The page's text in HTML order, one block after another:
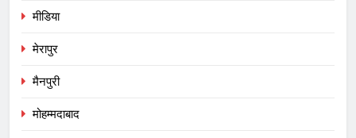
मीडिया
मेरापुर
मैनपुरी
मोहम्मदाबाद